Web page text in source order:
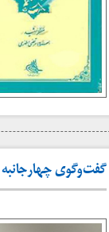
گفت‌وگوی چهارجانبه